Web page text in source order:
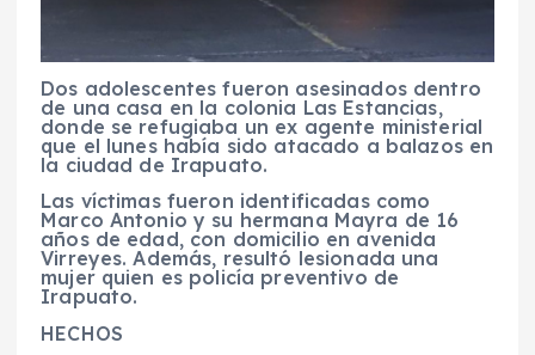
Dos adolescentes fueron asesinados dentro
de una casa en la colonia Las Estancias,
donde se refugiaba un ex agente ministerial
que el lunes había sido atacado a balazos en
la ciudad de Irapuato.
Las víctimas fueron identificadas como
Marco Antonio y su hermana Mayra de 16
años de edad, con domicilio en avenida
Virreyes. Además, resultó lesionada una
mujer quien es policía preventivo de
Irapuato.
HECHOS